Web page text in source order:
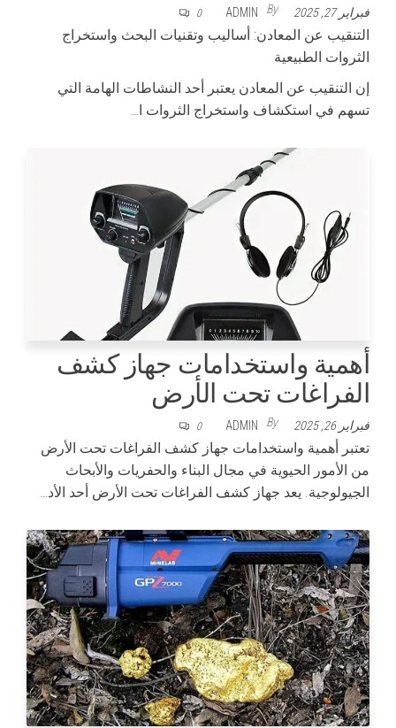
فبراير 27, 2025 By
ADMIN
0
التنقيب عن المعادن: أساليب وتقنيات البحث واستخراج
الثروات الطبيعية
إن التنقيب عن المعادن يعتبر أحد النشاطات الهامة التي
تسهم في استكشاف واستخراج الثروات ا…
أهمية واستخدامات جهاز كشف
الفراغات تحت الأرض
فبراير 26, 2025 By
ADMIN
0
تعتبر أهمية واستخدامات جهاز كشف الفراغات تحت الأرض
من الأمور الحيوية في مجال البناء والحفريات والأبحاث
الجيولوجية. يعد جهاز كشف الفراغات تحت الأرض أحد الأد…